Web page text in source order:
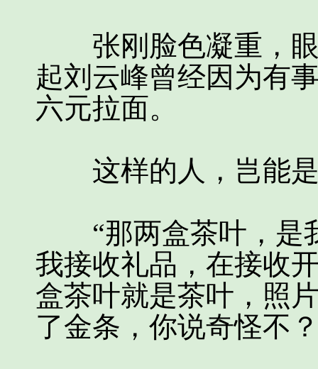
张刚脸色凝重，眼
起刘云峰曾经因为有
六元拉面。
这样的人，岂能是
“那两盒茶叶，是
我接收礼品，在接收
盒茶叶就是茶叶，照
了金条，你说奇怪不